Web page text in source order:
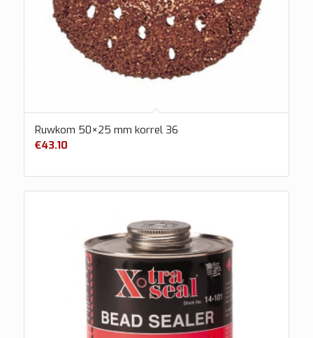
Ruwkom 50×25 mm korrel 36
€43.10